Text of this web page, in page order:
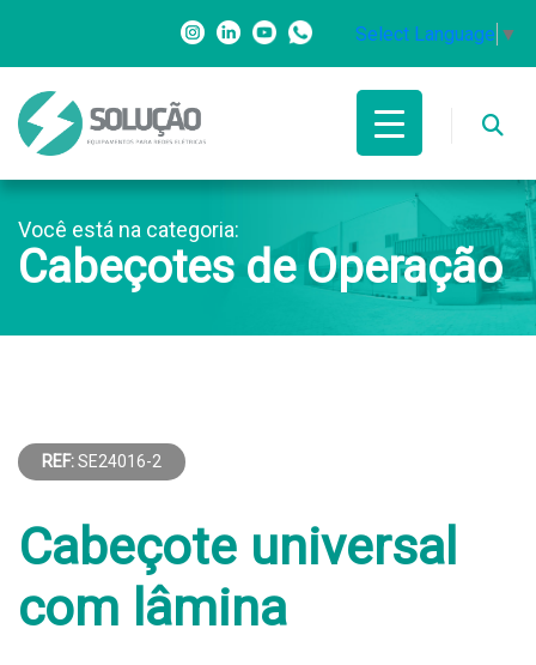
Select Language ▼
Você está na categoria:
Cabeçotes de Operação
REF:SE24016-2
Cabeçote universal
com lâmina